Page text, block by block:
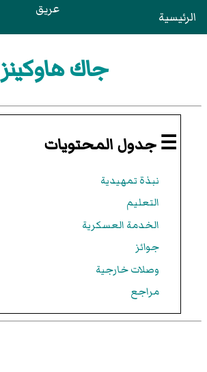
الرئيسية عريق
جاك هاوكينز
☰ جدول المحتويات
نبذة تمهيدية
التعليم
الخدمة العسكرية
جوائز
وصلات خارجية
مراجع